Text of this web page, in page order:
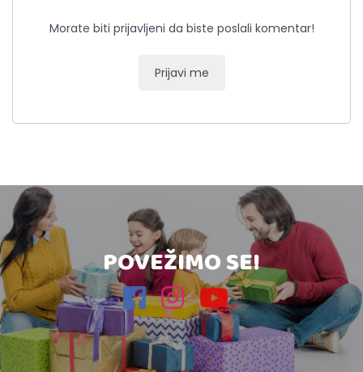
Morate biti prijavljeni da biste poslali komentar!
Prijavi me
POVEŽIMO SE!